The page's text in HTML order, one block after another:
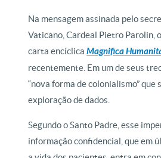
Na mensagem assinada pelo
Vaticano, Cardeal Pietro Parolin,
carta encíclicaMagnifica
recentemente. Em um de seus
“nova forma de colonialismo” que
exploração de dados.
Segundo o Santo Padre, esse
informação confidencial, que em